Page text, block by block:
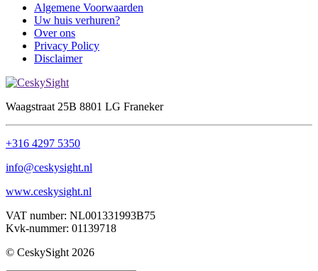
Algemene Voorwaarden
Uw huis verhuren?
Over ons
Privacy Policy
Disclaimer
Waagstraat 25B 8801 LG Franeker
+316 4297 5350
info@ceskysight.nl
www.ceskysight.nl
VAT number: NL001331993B75
Kvk-nummer: 01139718
© CeskySight 2026